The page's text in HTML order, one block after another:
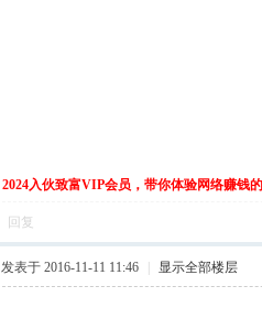
2024入伙致富VIP会员，带你体验网络赚钱
回复
发表于 2016-11-11 11:46 显示全部楼层